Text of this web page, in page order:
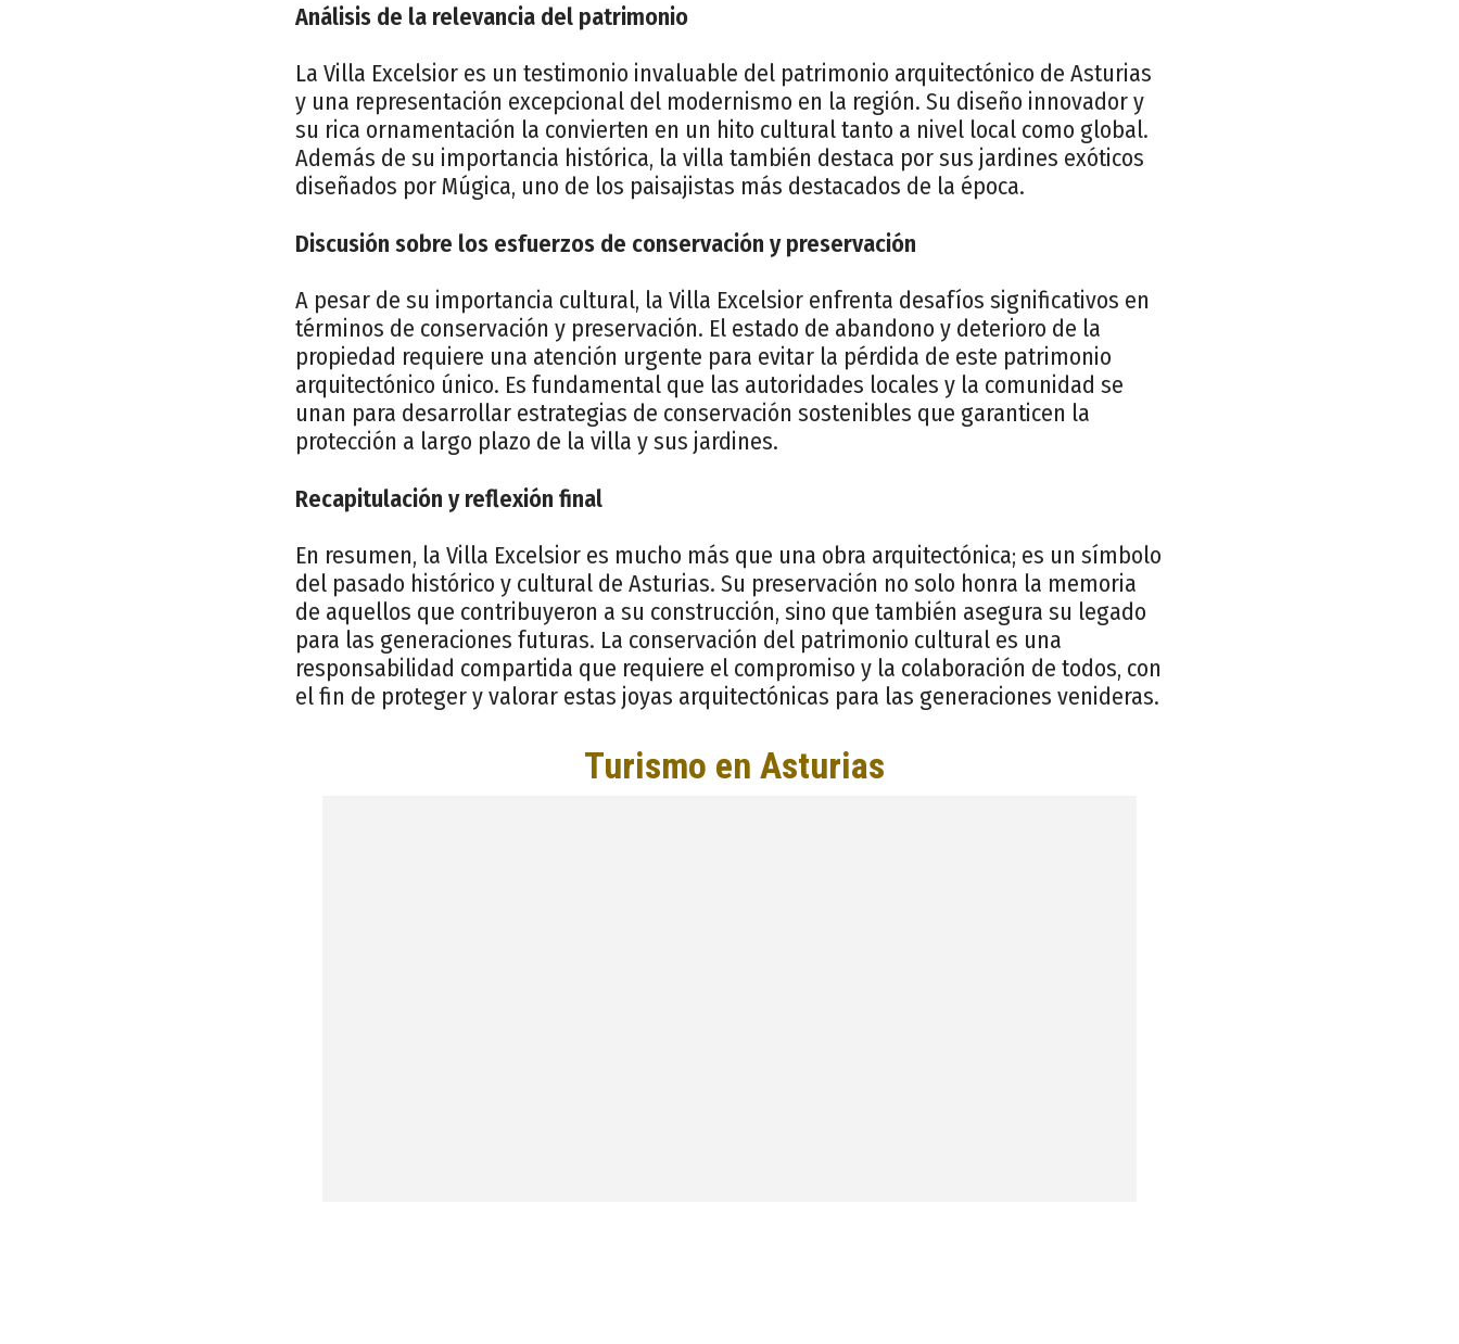
Análisis de la relevancia del patrimonio
La Villa Excelsior es un testimonio invaluable del patrimonio arquitectónico de Asturias
y una representación excepcional del modernismo en la región. Su diseño innovador y
su rica ornamentación la convierten en un hito cultural tanto a nivel local como global.
Además de su importancia histórica, la villa también destaca por sus jardines exóticos
diseñados por Múgica, uno de los paisajistas más destacados de la época.
Discusión sobre los esfuerzos de conservación y preservación
A pesar de su importancia cultural, la Villa Excelsior enfrenta desafíos significativos en
términos de conservación y preservación. El estado de abandono y deterioro de la
propiedad requiere una atención urgente para evitar la pérdida de este patrimonio
arquitectónico único. Es fundamental que las autoridades locales y la comunidad se
unan para desarrollar estrategias de conservación sostenibles que garanticen la
protección a largo plazo de la villa y sus jardines.
Recapitulación y reflexión final
En resumen, la Villa Excelsior es mucho más que una obra arquitectónica; es un símbolo
del pasado histórico y cultural de Asturias. Su preservación no solo honra la memoria
de aquellos que contribuyeron a su construcción, sino que también asegura su legado
para las generaciones futuras. La conservación del patrimonio cultural es una
responsabilidad compartida que requiere el compromiso y la colaboración de todos, con
el fin de proteger y valorar estas joyas arquitectónicas para las generaciones venideras.